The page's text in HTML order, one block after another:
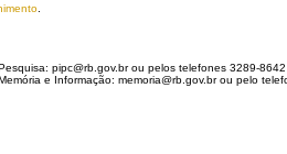
pipc@rb.gov.br ou pelos telefones 3289-8642
e Informação: memoria@rb.gov.br ou pelo